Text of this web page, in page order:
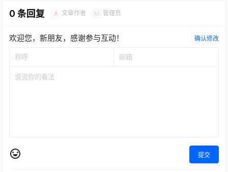
0 条回复 A 文章作者 M 管理员
欢迎您，新朋友，感谢参与互动！ 确认修改
提交